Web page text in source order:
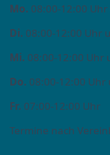
Mo. 08:00-12:00
Di. 08:00-12:00 Uhr
Mi. 08:00-12:00 Uhr
Do. 08:00-12:00
Fr. 07:00-12:00 Uhr
Termine nach